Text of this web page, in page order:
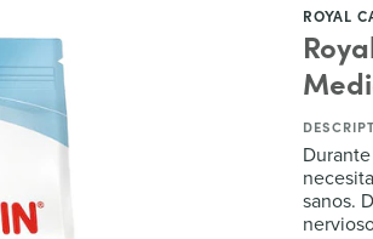
ROYAL
sanos.